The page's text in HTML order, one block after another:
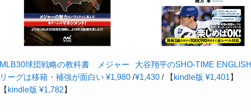
MLB30球団戦略の教科書 メジャー
リーグは移籍・補強が面白い ¥1,980/
【 kindle版 ¥1,782 】
大谷翔平のSHO‐TIME ENGLISH
¥1,430 / 【 kindle版 ¥1,401 】